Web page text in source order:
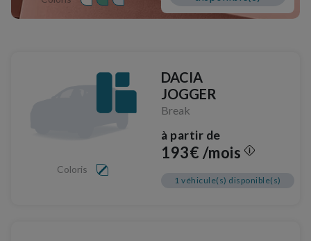
Coloris
DACIA
JOGGER
Break
à partir de
193€ /mois
1 véhicule(s) disponible(s)